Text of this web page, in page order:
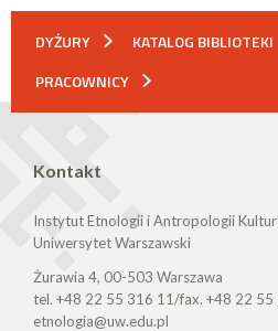
DYŻURY KATALOG BIBLIOTEKI
PRACOWNICY
Kontakt
Instytut Etnologii i Antropologii
Uniwersytet Warszawski
Żurawia 4, 00-503 Warszawa
tel. +48 22 55 316 11/fax. +48 22 55
etnologia@uw.edu.pl